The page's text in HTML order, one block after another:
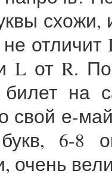
схожи,
не
L от R.
билет на
свой е-
6-8
очень